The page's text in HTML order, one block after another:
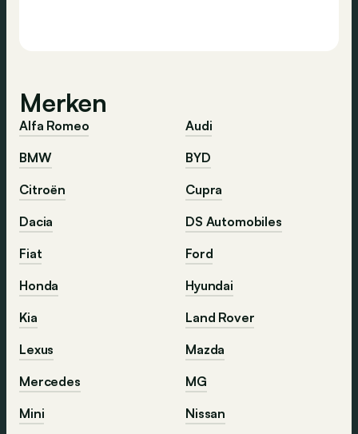
Merken
Alfa Romeo
Audi
BMW
BYD
Citroën
Cupra
Dacia
DS Automobiles
Fiat
Ford
Honda
Hyundai
Kia
Land Rover
Lexus
Mazda
Mercedes
MG
Mini
Nissan